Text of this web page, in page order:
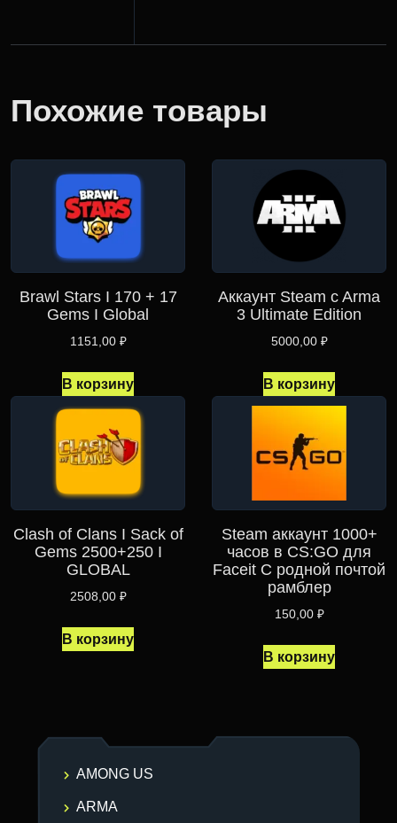
Похожие товары
Brawl Stars I 170 + 17
Gems I Global
1151,00 ₽
В корзину
Аккаунт Steam c Arma
3 Ultimate Edition
5000,00 ₽
В корзину
Clash of Clans I Sack of
Gems 2500+250 I
GLOBAL
2508,00 ₽
В корзину
Steam аккаунт 1000+
часов в CS:GO для
Faceit С родной почтой
рамблер
150,00 ₽
В корзину
AMONG US
ARMA